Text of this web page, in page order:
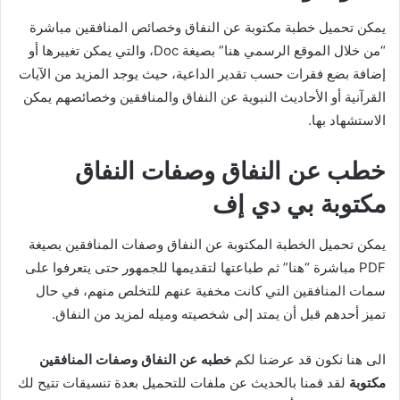
يمكن تحميل خطبة مكتوبة عن النفاق وخصائص المنافقين مباشرة
“من خلال الموقع الرسمي هنا” بصيغة Doc، والتي يمكن تغييرها أو
إضافة بضع فقرات حسب تقدير الداعية، حيث يوجد المزيد من الآيات
القرآنية أو الأحاديث النبوية عن النفاق والمنافقين وخصائصهم يمكن
الاستشهاد بها.
خطب عن النفاق وصفات النفاق
مكتوبة بي دي إف
يمكن تحميل الخطبة المكتوبة عن النفاق وصفات المنافقين بصيغة
PDF مباشرة “هنا” ثم طباعتها لتقديمها للجمهور حتى يتعرفوا على
سمات المنافقين التي كانت مخفية عنهم للتخلص منهم، في حال
تميز أحدهم قبل أن يمتد إلى شخصيته وميله لمزيد من النفاق.
الى هنا نكون قد عرضنا لكم خطبه عن النفاق وصفات المنافقين
مكتوبة لقد قمنا بالحديث عن ملفات للتحميل بعدة تنسيقات تتيح لك